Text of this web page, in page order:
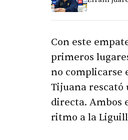
Con este
primeros
no complicarse
Tijuana rescató
directa. Ambos
ritmo a la